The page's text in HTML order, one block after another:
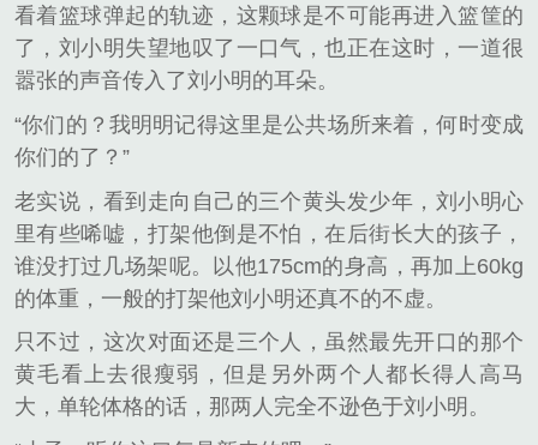
看着篮球弹起的轨迹，这颗球是不可能再进入篮筐的
了，刘小明失望地叹了一口气，也正在这时，一道很
嚣张的声音传入了刘小明的耳朵。
“你们的？我明明记得这里是公共场所来着，何时变成
你们的了？”
老实说，看到走向自己的三个黄头发少年，刘小明心
里有些唏嘘，打架他倒是不怕，在后街长大的孩子，
谁没打过几场架呢。以他175cm的身高，再加上60kg
的体重，一般的打架他刘小明还真不的不虚。
只不过，这次对面还是三个人，虽然最先开口的那个
黄毛看上去很瘦弱，但是另外两个人都长得人高马
大，单轮体格的话，那两人完全不逊色于刘小明。